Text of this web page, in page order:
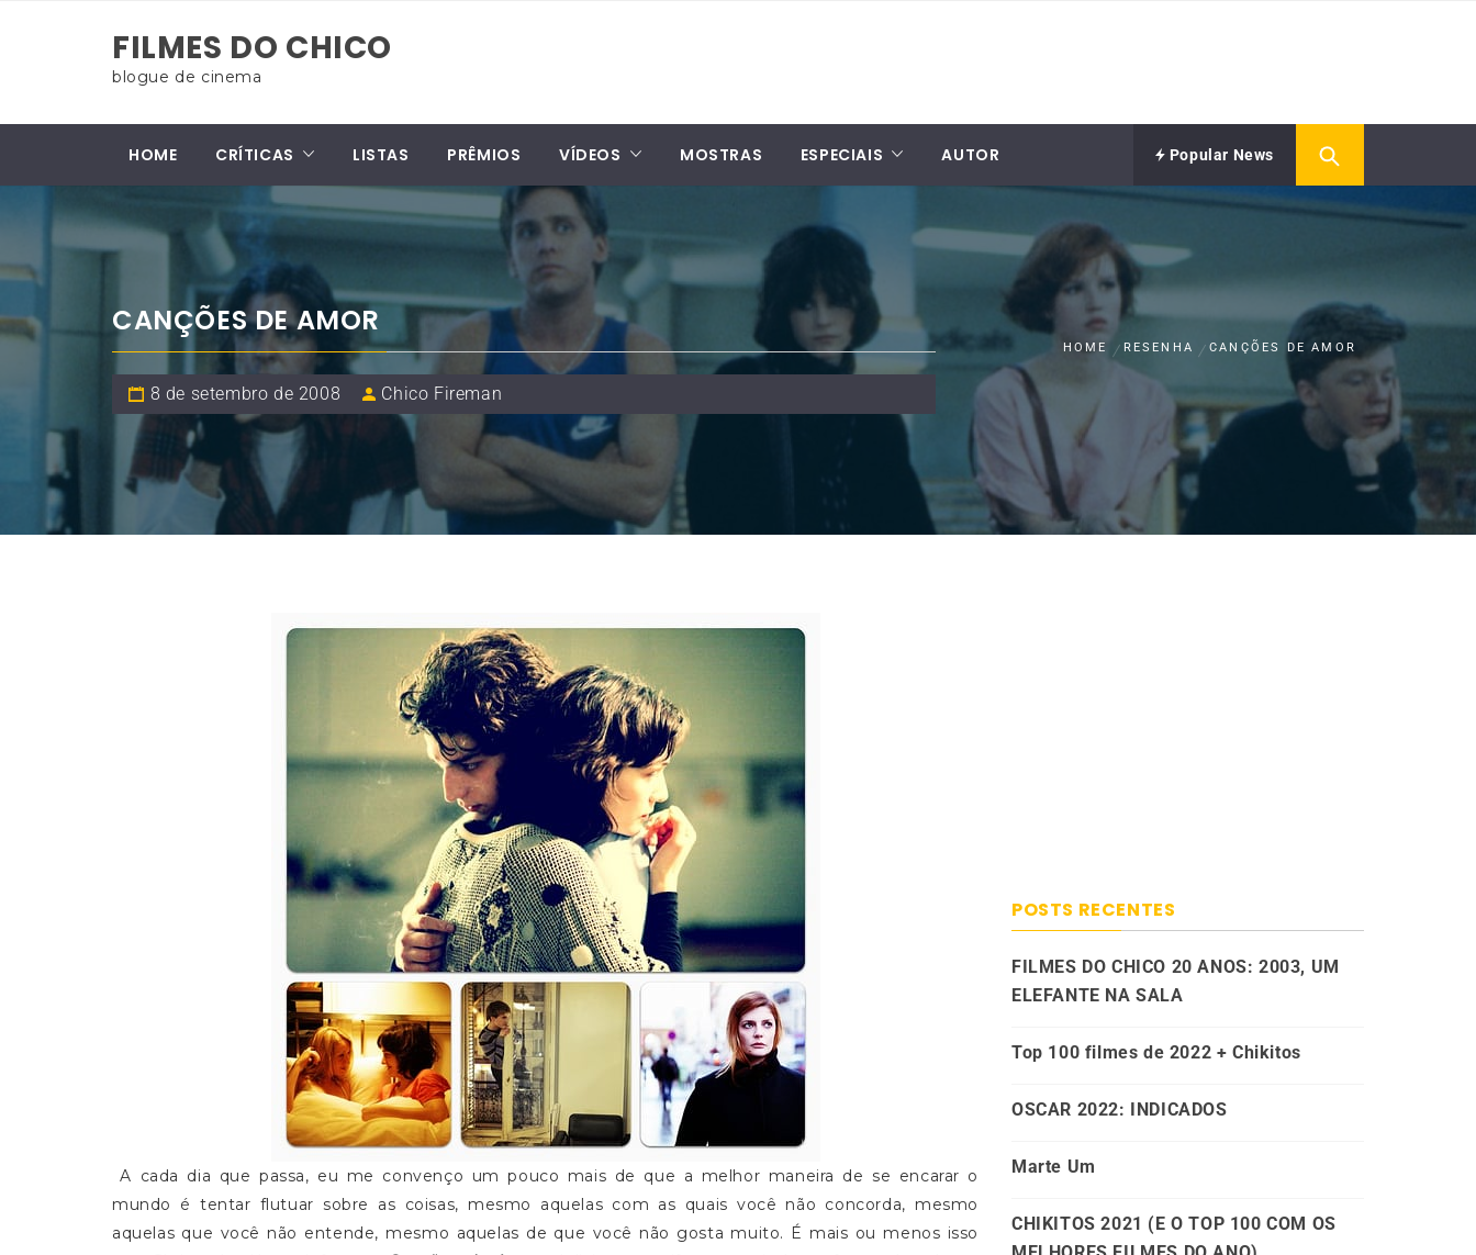
FILMES DO CHICO
blogue de cinema
HOME CRÍTICAS LISTAS PRÊMIOS VÍDEOS MOSTRAS ESPECIAIS AUTOR Popular News
CANÇÕES DE AMOR
8 de setembro de 2008 Chico Fireman
HOME RESENHA CANÇÕES DE AMOR
A cada dia que passa, eu me convenço um pouco mais de que a melhor maneira de se encarar o
mundo é tentar flutuar sobre as coisas, mesmo aquelas com as quais você não concorda, mesmo
aquelas que você não entende, mesmo aquelas de que você não gosta muito. É mais ou menos isso
POSTS RECENTES
FILMES DO CHICO 20 ANOS: 2003, UM
ELEFANTE NA SALA
Top 100 filmes de 2022 + Chikitos
OSCAR 2022: INDICADOS
Marte Um
CHIKITOS 2021 (E O TOP 100 COM OS